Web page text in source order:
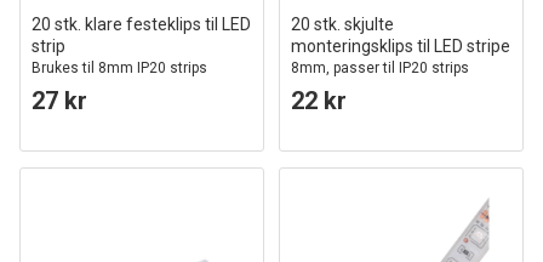
20 stk. klare festeklips til LED
strip
Brukes til 8mm IP20 strips
27 kr
20 stk. skjulte
monteringsklips til LED stripe
8mm, passer til IP20 strips
22 kr